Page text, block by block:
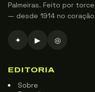
Palmeiras. Feito por
— desde 1914 no
✦ ▶ ◎
EDITORIA
Sobre